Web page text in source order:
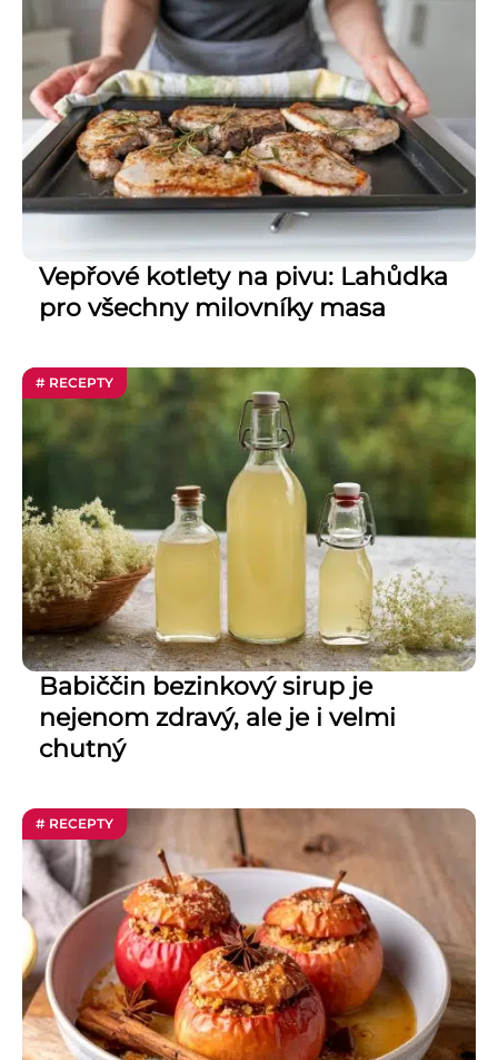
Vepřové kotlety na pivu: Lahůdka
pro všechny milovníky masa
# RECEPTY
Babiččin bezinkový sirup je
nejenom zdravý, ale je i velmi
chutný
# RECEPTY